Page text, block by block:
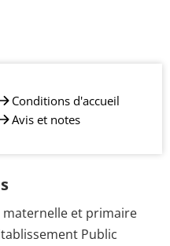
Conditions d'accueil
Avis et notes
maternelle et primaire
Public